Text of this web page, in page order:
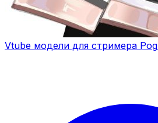
Vtube модели для стримера